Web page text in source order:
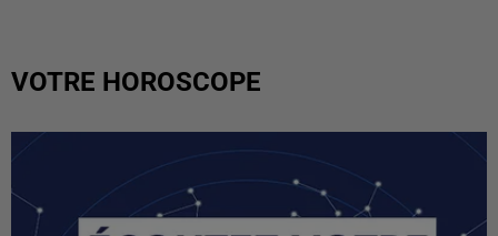
VOTRE HOROSCOPE